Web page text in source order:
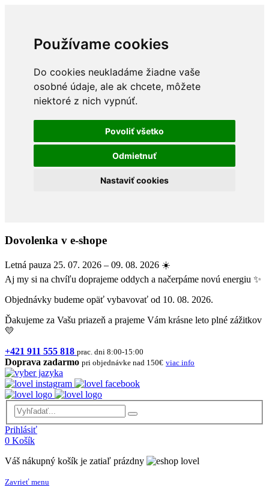
Používame cookies
Do cookies neukladáme žiadne vaše
osobné údaje, ale ak chcete, môžete
niektoré z nich vypnúť.
Povoliť všetko
Odmietnuť
Nastaviť cookies
Dovolenka v e-shope
Letná pauza 25. 07. 2026 – 09. 08. 2026 ☀️
Aj my si na chvíľu doprajeme oddych a načerpáme novú energiu ✨
Objednávky budeme opäť vybavovať od 10. 08. 2026.
Ďakujeme za Vašu priazeň a prajeme Vám krásne leto plné zážitkov
💛
+421 911 555 818 prac. dni 8:00-15:00
Doprava zadarmo pri objednávke nad 150€ viac info
Prihlásiť
0 Košík
Váš nákupný košík je zatiaľ prázdny
Zavrieť menu